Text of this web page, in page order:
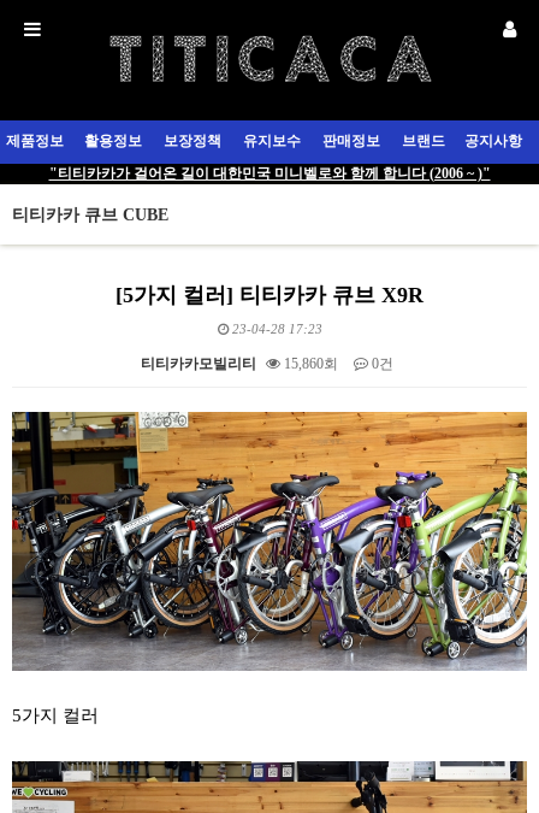
제품정보 활용정보 보장정책 유지보수 판매정보 브랜드
공지사항
"티티카카가 걸어온 길이 대한민국 미니벨로와 함께 합니다 (2006 ~ )"
티티카카 큐브 CUBE
[5가지 컬러] 티티카카 큐브 X9R
23-04-28 17:23
티티카카모빌리티 15,860회 0건
본문
5가지 컬러